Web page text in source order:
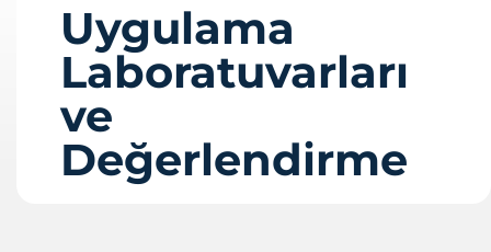
Uygulama
Laboratuvarları
ve
Değerlendirme